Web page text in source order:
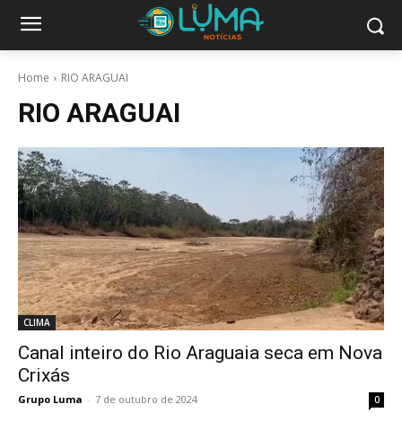
Home RIO ARAGUAI
RIO ARAGUAI
CLIMA
Canal inteiro do Rio Araguaia seca em Nova
Crixás
Grupo Luma - 7 de outubro de 2024 0